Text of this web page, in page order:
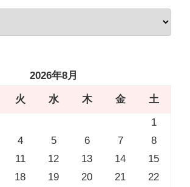
2026年8月
火 水 木 金
土
1
4 5 6 7
8
11 12 13 14
15
18 19 20 21
22